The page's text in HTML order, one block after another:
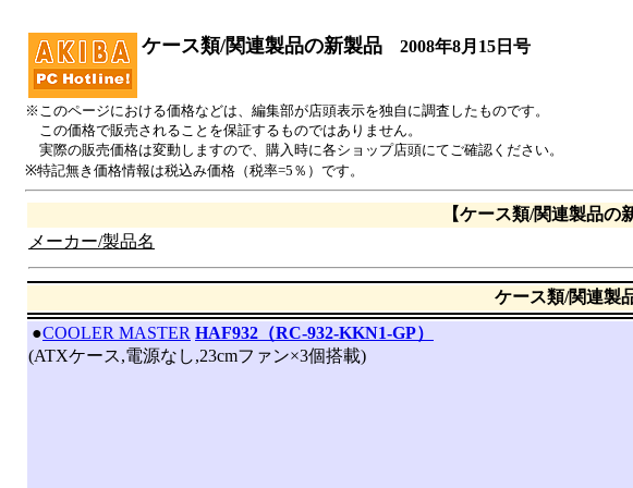
ケース類/関連製品の新製品 2008年8月15日号
※このページにおける価格などは、編集部が店頭表示を独自に調査したものです。
この価格で販売されることを保証するものではありません。
実際の販売価格は変動しますので、購入時に各ショップ店頭にてご確認ください。
※特記無き価格情報は税込み価格（税率=5％）です。
【ケース類/関連製品の
メーカー/製品名
ケース類/関連製
●COOLER MASTER HAF932（RC-932-KKN1-GP）
(ATXケース,電源なし,23cmファン×3個搭載)